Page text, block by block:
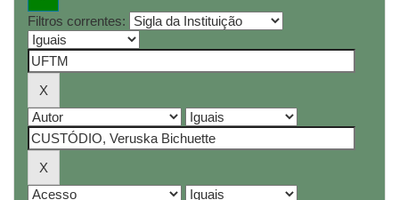
Filtros correntes: